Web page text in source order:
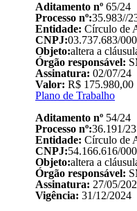
Aditamento nº 65/24
Processo nº:35.983//
Entidade: Círculo de
CNPJ:03.737.683/
Objeto:altera a
Órgão responsável:
Assinatura: 02/07/24
Valor: R$ 175.980,00
Plano de Trabalho
Aditamento nº 54/24
Processo nº:36.191/23
Entidade: Círculo de
CNPJ:54.166.616/
Objeto:altera a
Órgão responsável:
Assinatura: 27/05/
Vigência: 31/12/2024